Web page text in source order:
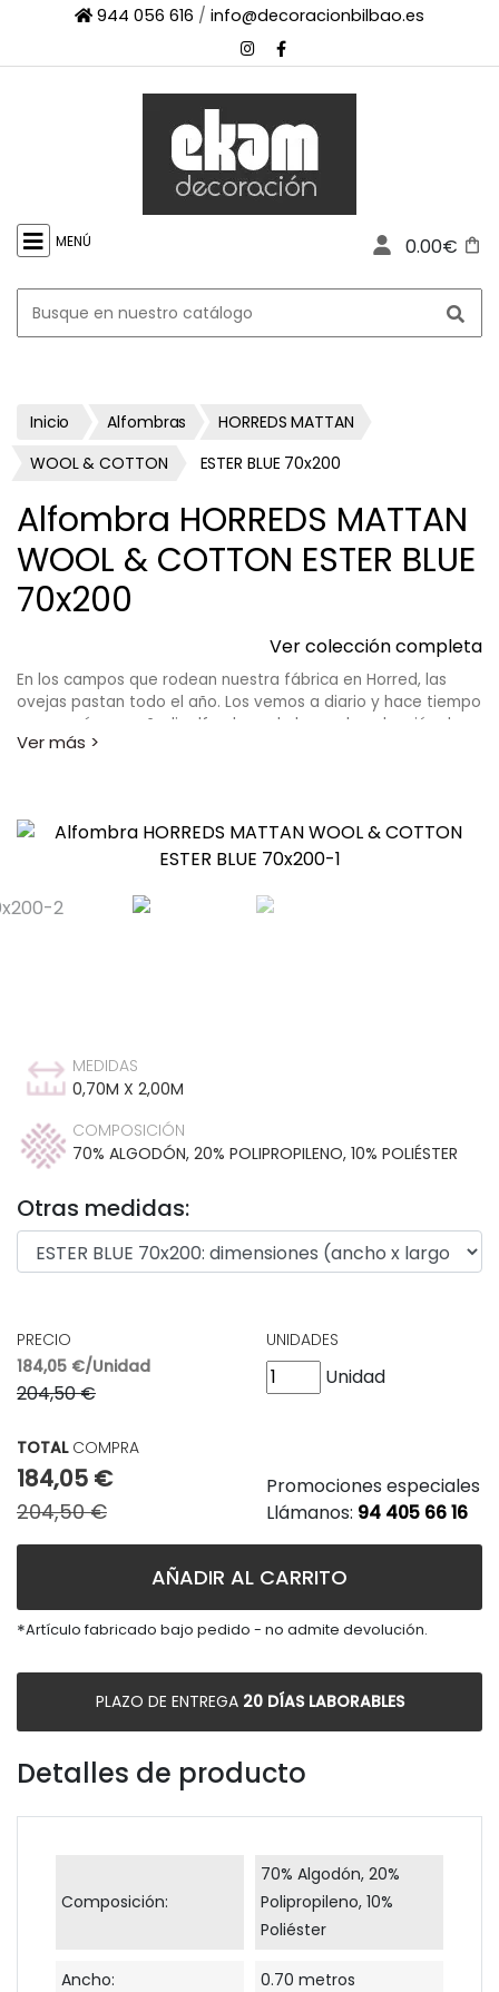
944 056 616 / info@decoracionbilbao.es
MENÚ 0.00€
INICIO
SHOWROOM
ESPACIO
PROYECTOS
Inicio Alfombras
HORREDS MATTAN
WOOL & COTTON
ESTER BLUE 70x200
Alfombra HORREDS MATTAN
WOOL & COTTON ESTER BLUE
70x200
Ver colección completa
En los campos que rodean nuestra fábrica en Horred, las
ovejas pastan todo el año. Los vemos a diario y hace tiempo
que queríamos añadir alfombras de lana a la colección de
Horredsmattan. En el otoño de 2017 hicimos las primeras
tus pies. El diseño se basa en la tradición del diseño sueco y
encajará en cualquier tipo de hogar. En la colección de lana
MEDIDAS
0,70M X 2,00M
COMPOSICIÓN
70% ALGODÓN, 20% POLIPROPILENO, 10% POLIÉSTER
Otras medidas:
PRECIO
184,05 €/Unidad
204,50 €
UNIDADES
Unidad
TOTALCOMPRA
184,05 €
204,50 €
Promociones especiales
Llámanos: 94 405 66 16
AÑADIR AL CARRITO
*Artículo fabricado bajo pedido - no admite devolución.
PLAZO DE ENTREGA 20 DÍAS LABORABLES
Detalles de producto
Composición:
70% Algodón, 20%
Polipropileno, 10%
Poliéster
Ancho: 0.70 metros